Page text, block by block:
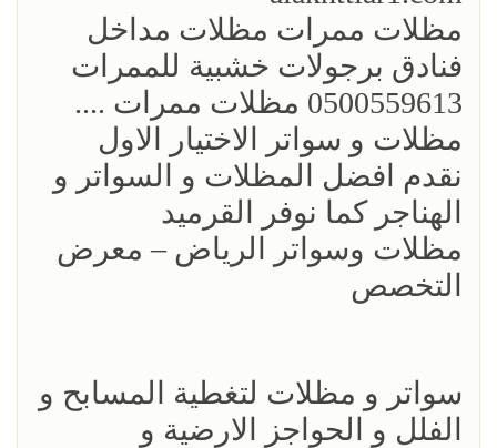
مظلات ممرات مظلات مداخل
فنادق برجولات خشبية للممرات
0500559613 مظلات ممرات ....
مظلات و سواتر الاختيار الاول
نقدم افضل المظلات و السواتر و
الهناجر كما نوفر القرميد
مظلات وسواتر الرياض – معرض
التخصص
سواتر و مظلات لتغطية المسابح و
الفلل و الحواجز الارضية و